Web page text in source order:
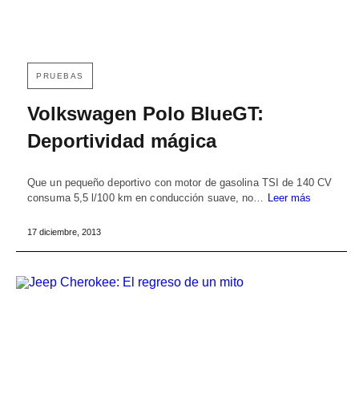
PRUEBAS
Volkswagen Polo BlueGT:
Deportividad mágica
Que un pequeño deportivo con motor de gasolina TSI de 140 CV
consuma 5,5 l/100 km en conducción suave, no… Leer más
17 diciembre, 2013